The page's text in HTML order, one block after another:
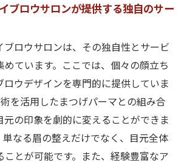
手に入れるための大阪市のアイブ
ンド解説
ドのキーワード「ナチュラル＆シッ
を用いたアイブロウデザイン事例
のアイブロウスタイリングの現在
ブロウサロンが提供する独自のサー
ロウサロンは、その独自性とサービ
ています。ここでは、個々の顔立ち
ロウデザインを専門的に提供していま
を活用したまつげパーマとの組み合
元の印象を劇的に変えることができま
単なる眉の整えだけでなく、目元全体
ことが可能です。また、経験豊富なア